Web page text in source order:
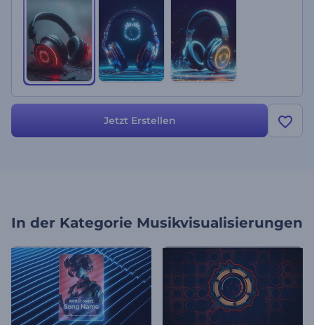
Jetzt Erstellen
In der Kategorie Musikvisualisierungen